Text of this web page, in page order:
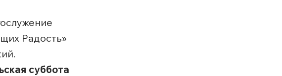
Радость»
суббота